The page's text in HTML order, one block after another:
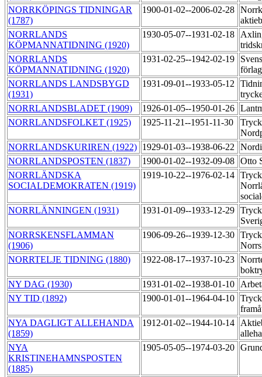
NORRKÖPINGS TIDNINGAR
(1787)
1900-01-02--2006-02-28
NORRLANDS
KÖPMANNATIDNING (1920)
1930-05-07--1931-02-18
NORRLANDS
KÖPMANNATIDNING (1920)
1931-02-25--1942-02-19
NORRLANDS LANDSBYGD
(1931)
1931-09-01--1933-05-12
NORRLANDSBLADET (1909)
1926-01-05--1950-01-26
NORRLANDSFOLKET (1925)
1925-11-21--1951-11-30
NORRLANDSKURIREN (1922) 1929-01-03--1938-06-22
NORRLANDSPOSTEN (1837)
1900-01-02--1932-09-08 Otto
NORRLÄNDSKA
SOCIALDEMOKRATEN (1919)
1919-10-22--1976-02-14
NORRLÄNNINGEN (1931)
1931-01-09--1933-12-29
NORRSKENSFLAMMAN
(1906)
1906-09-26--1939-12-30
NORRTELJE TIDNING (1880)
1922-08-17--1937-10-23
NY DAG (1930)
1931-01-02--1938-01-10
NY TID (1892)
1900-01-01--1964-04-10
NYA DAGLIGT ALLEHANDA
(1859)
1912-01-02--1944-10-14
NYA
KRISTINEHAMNSPOSTEN
(1885)
1905-05-05--1974-03-20